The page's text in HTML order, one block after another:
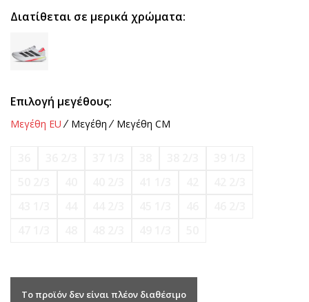
Διατίθεται σε μερικά χρώματα:
Επιλογή μεγέθους:
Μεγέθη EU Μεγέθη Μεγέθη CM
Το προϊόν δεν είναι πλέον διαθέσιμο